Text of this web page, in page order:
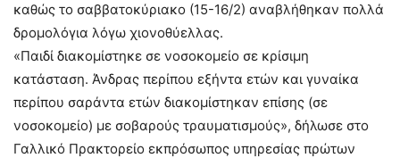
καθώς το σαββατοκύριακο (15-16/2) αναβλήθηκαν πολλά
δρομολόγια λόγω χιονοθύελλας.
«Παιδί διακομίστηκε σε νοσοκομείο σε κρίσιμη
κατάσταση. Άνδρας περίπου εξήντα ετών και γυναίκα
περίπου σαράντα ετών διακομίστηκαν επίσης (σε
νοσοκομείο) με σοβαρούς τραυματισμούς», δήλωσε στο
Γαλλικό Πρακτορείο εκπρόσωπος υπηρεσίας πρώτων